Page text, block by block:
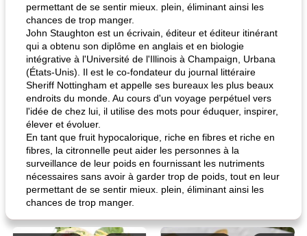
permettant de se sentir mieux. plein, éliminant ainsi les
chances de trop manger.
John Staughton est un écrivain, éditeur et éditeur itinérant
qui a obtenu son diplôme en anglais et en biologie
intégrative à l'Université de l'Illinois à Champaign, Urbana
(États-Unis). Il est le co-fondateur du journal littéraire
Sheriff Nottingham et appelle ses bureaux les plus beaux
endroits du monde. Au cours d'un voyage perpétuel vers
l'idée de chez lui, il utilise des mots pour éduquer, inspirer,
élever et évoluer.
En tant que fruit hypocalorique, riche en fibres et riche en
fibres, la citronnelle peut aider les personnes à la
surveillance de leur poids en fournissant les nutriments
nécessaires sans avoir à garder trop de poids, tout en leur
permettant de se sentir mieux. plein, éliminant ainsi les
chances de trop manger.